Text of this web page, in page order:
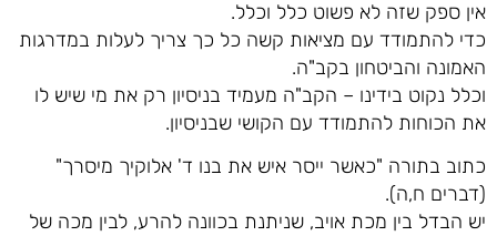
אין ספק שזה לא פשוט כלל וכלל.
כדי להתמודד עם מציאות קשה כל כך צריך לעלות במדרגות
האמונה והביטחון בקב"ה.
וכלל נקוט בידינו – הקב"ה מעמיד בניסיון רק את מי שיש לו
את הכוחות להתמודד עם הקושי שבניסיון.
כתוב בתורה "כאשר ייסר איש את בנו ד' אלוקיך מיסרך"
(דברים ח,ה).
יש הבדל בין מכת אויב, שניתנת בכוונה להרע, לבין מכה של